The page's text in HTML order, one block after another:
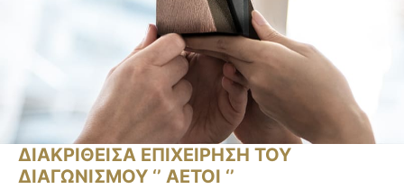
ΔΙΑΚΡΙΘΕΙΣΑ ΕΠΙΧΕΙΡΗΣΗ ΤΟΥ
ΔΙΑΓΩΝΙΣΜΟΥ ‘’ ΑΕΤΟΙ ‘’